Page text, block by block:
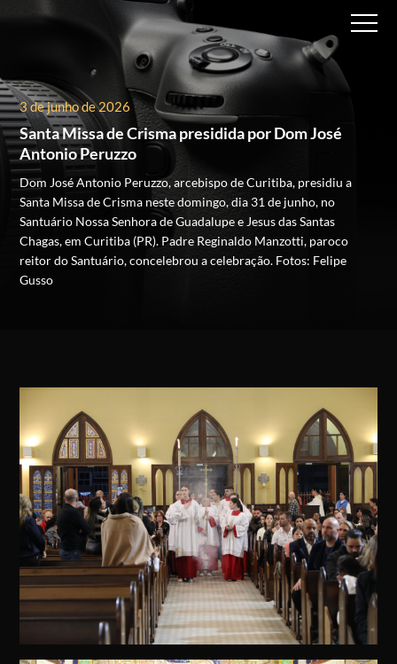
3 de junho de 2026
Santa Missa de Crisma presidida por Dom José
Antonio Peruzzo
Dom José Antonio Peruzzo, arcebispo de Curitiba, presidiu a
Santa Missa de Crisma neste domingo, dia 31 de junho, no
Santuário Nossa Senhora de Guadalupe e Jesus das Santas
Chagas, em Curitiba (PR). Padre Reginaldo Manzotti, paroco
reitor do Santuário, concelebrou a celebração. Fotos: Felipe
Gusso